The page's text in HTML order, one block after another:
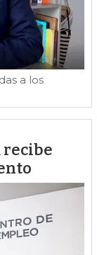
a los
recibe